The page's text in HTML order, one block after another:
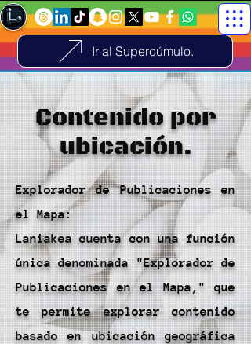
Ir al Supercúmulo.
Contenido por
ubicación.
Explorador de Publicaciones en
el Mapa:
Laniakea cuenta con una función
única denominada "Explorador de
Publicaciones en el Mapa," que
te permite explorar contenido
basado en ubicación geográfica